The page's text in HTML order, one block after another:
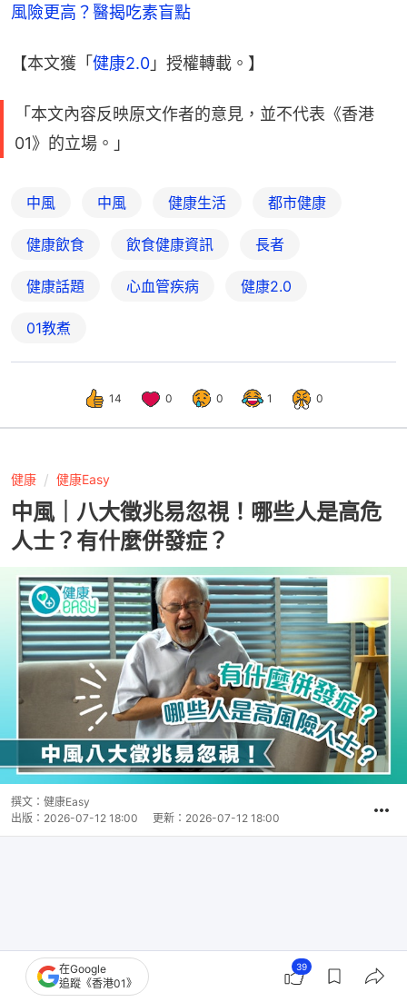
風險更高？醫揭吃素盲點
【本文獲「 健康2.0 」授權轉載。】
「本文內容反映原文作者的意見，並不代表《香港
01》的立場。」
中風 中風 健康生活 都市健康
健康飲食 飲食健康資訊 長者
健康話題 心血管疾病 健康2.0
01教煮
14 0 0 1 0
健康 健康Easy
中風｜八大徵兆易忽視！哪些人是高危
人士？有什麼併發症？
撰文： 健康Easy
出版： 2026-07-12 18:00 更新： 2026-07-12 18:00
在Google
追蹤《香港01》
39